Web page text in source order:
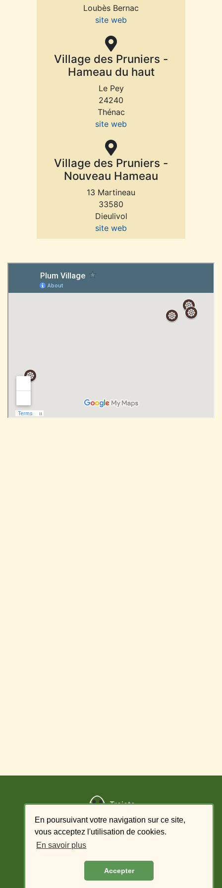
En poursuivant votre navigation sur ce site,
vous acceptez l'utilisation de cookies.
En savoir plus
Accepter
Loubès Bernac
site web
Village des Pruniers -
Hameau du haut
Le Pey
24240
Thénac
site web
Village des Pruniers -
Nouveau Hameau
13 Martineau
33580
Dieulivol
site web
Trajets
Ajouter un trajet
Liste des offres - conducteur
Liste des demandes - passager